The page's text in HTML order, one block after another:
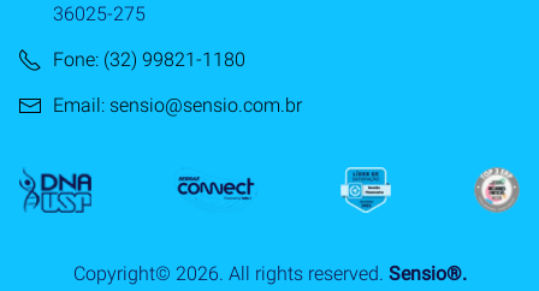
36025-275
Fone: (32) 99821-1180
Email: sensio@sensio.com.br
Copyright© 2026 . All rights reserved. Sensio®.